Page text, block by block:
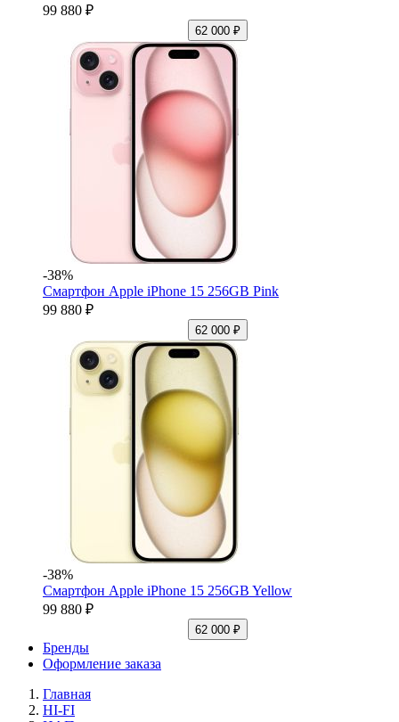
99 880 ₽
62 000 ₽
-38%
Смартфон Apple iPhone 15 256GB Pink
99 880 ₽
62 000 ₽
-38%
Смартфон Apple iPhone 15 256GB Yellow
99 880 ₽
62 000 ₽
Бренды
Оформление заказа
Главная
HI-FI